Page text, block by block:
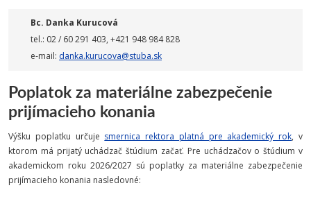
Bc. Danka Kurucová
tel.: 02 / 60 291 403, +421 948 984 828
e-mail: danka.kurucova@stuba.sk
Poplatok za materiálne zabezpečenie
prijímacieho konania
Výšku poplatku určuje smernica rektora platná pre akademický rok, v
ktorom má prijatý uchádzač štúdium začať. Pre uchádzačov o štúdium v
akademickom roku 2026/2027 sú poplatky za materiálne zabezpečenie
prijímacieho konania nasledovné: